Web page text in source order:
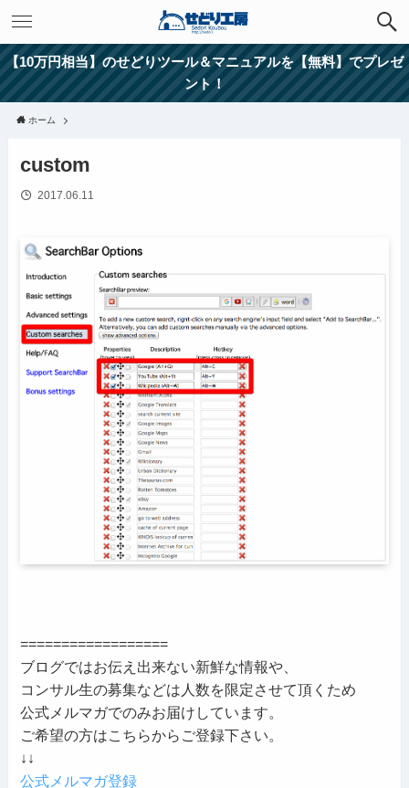
【10万円相当】のせどりツール＆マニュアルを【無料】でプレゼ
ント！
ホーム
custom
2017.06.11
==================
ブログではお伝え出来ない新鮮な情報や、
コンサル生の募集などは人数を限定させて頂くため
公式メルマガでのみお届けしています。
ご希望の方はこちらからご登録下さい。
↓↓
公式メルマガ登録